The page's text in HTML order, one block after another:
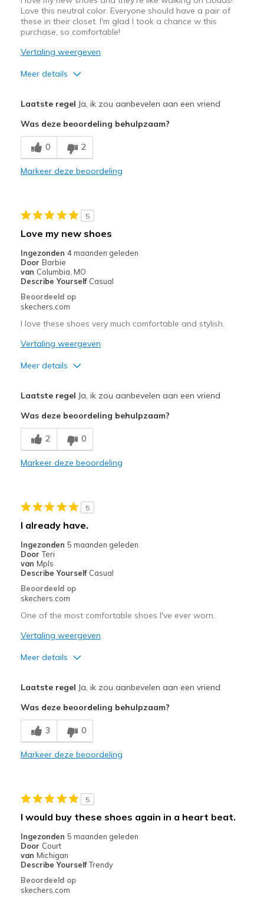
Love this neutral color. Everyone should have a pair of
these in their closet. I'm glad I took a chance w this
purchase, so comfortable!
Vertaling weergeven
Meer details
Breathe Well
Comfortable
Beste toepassingen
Going Out
Travel
Width
View On Shoes
Laatste regel Ja, ik zou aanbevelen aan een vriend
Was deze beoordeling behulpzaam?
0 2
Markeer deze beoordeling
5
Love my new shoes
Ingezonden 4 maanden geleden
Door Barbie
van Columbia, MO
Describe Yourself Casual
Beoordeeld op
skechers.com
I love these shoes very much comfortable and stylish.
Vertaling weergeven
Meer details
Breathe Well
Comfortable
Beste toepassingen
Travel
Sizing
View On Shoes
Laatste regel Ja, ik zou aanbevelen aan een vriend
Was deze beoordeling behulpzaam?
2 0
Markeer deze beoordeling
5
I already have.
Ingezonden 5 maanden geleden
Door Teri
van Mpls
Describe Yourself Casual
Beoordeeld op
skechers.com
One of the most comfortable shoes I've ever worn.
Vertaling weergeven
Meer details
Comfortable
Laatste regel Ja, ik zou aanbevelen aan een vriend
Was deze beoordeling behulpzaam?
3 0
Markeer deze beoordeling
5
I would buy these shoes again in a heart beat.
Ingezonden 5 maanden geleden
Door Court
van Michigan
Describe YourselfTrendy
Beoordeeld op
skechers.com